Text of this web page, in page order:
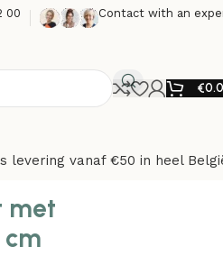
00 Contact with an
€
levering vanaf €50 in heel
met